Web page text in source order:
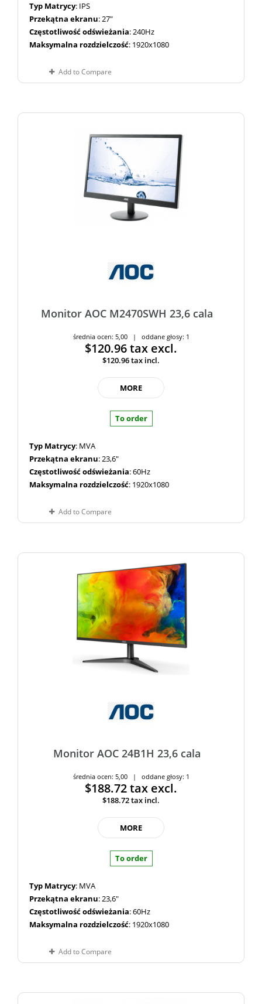
Typ Matrycy: IPS
Przekątna ekranu: 27"
Częstotliwość odświeżania: 240Hz
Maksymalna rozdzielczość: 1920x1080
Add to Compare
Monitor AOC M2470SWH 23,6 cala
średnia ocen: 5,00 | oddane głosy: 1
$120.96tax excl.
$120.96tax incl.
MORE
To order
Typ Matrycy: MVA
Przekątna ekranu: 23,6"
Częstotliwość odświeżania: 60Hz
Maksymalna rozdzielczość: 1920x1080
Add to Compare
Monitor AOC 24B1H 23,6 cala
średnia ocen: 5,00 | oddane głosy: 1
$188.72tax excl.
$188.72tax incl.
MORE
To order
Typ Matrycy: MVA
Przekątna ekranu: 23,6"
Częstotliwość odświeżania: 60Hz
Maksymalna rozdzielczość: 1920x1080
Add to Compare